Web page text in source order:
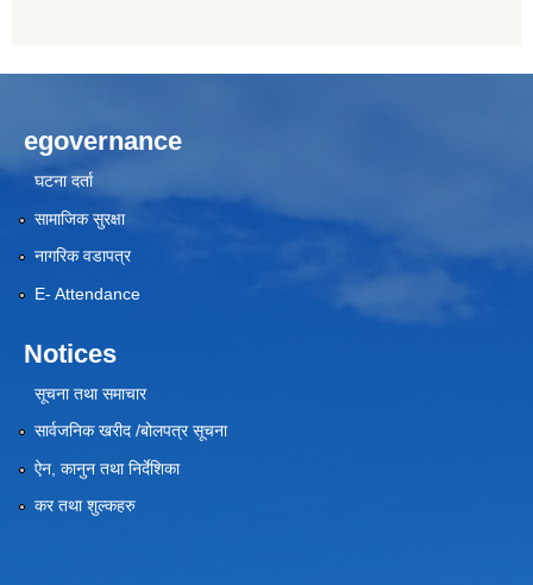
egovernance
घटना दर्ता
सामाजिक सुरक्षा
नागरिक वडापत्र
E- Attendance
Notices
सूचना तथा समाचार
सार्वजनिक खरीद /बोलपत्र सूचना
ऐन, कानुन तथा निर्देशिका
कर तथा शुल्कहरु